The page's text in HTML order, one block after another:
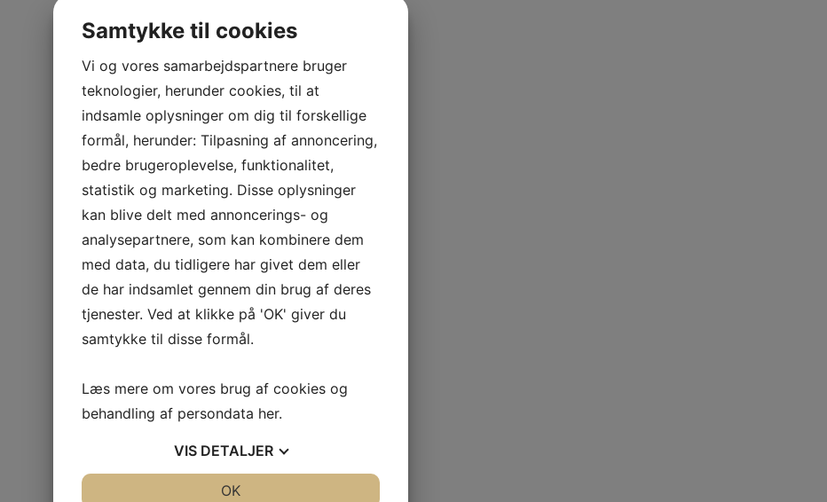
Samtykke til cookies
Vi og vores samarbejdspartnere bruger
teknologier, herunder cookies, til at
indsamle oplysninger om dig til forskellige
formål, herunder: Tilpasning af annoncering,
bedre brugeroplevelse, funktionalitet,
statistik og marketing. Disse oplysninger
kan blive delt med annoncerings- og
analysepartnere, som kan kombinere dem
med data, du tidligere har givet dem eller
de har indsamlet gennem din brug af deres
tjenester. Ved at klikke på 'OK' giver du
samtykke til disse formål.
Læs mere om vores brug af cookies og
behandling af persondata her.
VIS DETALJER
OK